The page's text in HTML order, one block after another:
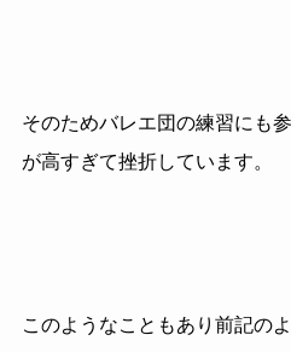
そのためバレエ団の練習にも
が高すぎて挫折しています。
このようなこともあり前記の